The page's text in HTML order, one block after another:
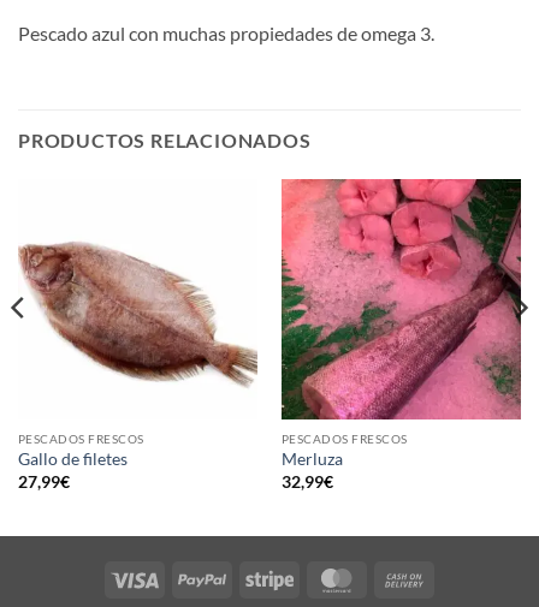
Pescado azul con muchas propiedades de omega 3.
PRODUCTOS RELACIONADOS
PESCADOS FRESCOS
Gallo de filetes
27,99€
PESCADOS FRESCOS
Merluza
32,99€
Visa PayPal Stripe MasterCard